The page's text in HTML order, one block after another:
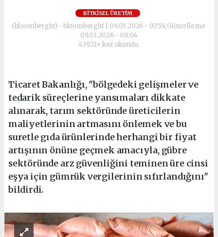
BITKISEL ÜRETIM
(bloomberght) - bloomberght | 09.03.2026 - 07:59, Güncelleme:
09.03.2026 - 08:04
43972+ kez okundu.
Ticaret Bakanlığı, "bölgedeki gelişmeler ve
tedarik süreçlerine yansımaları dikkate
alınarak, tarım sektöründe üreticilerin
maliyetlerinin artmasını önlemek ve bu
suretle gıda ürünlerinde herhangi bir fiyat
artışının önüne geçmek amacıyla, gübre
sektöründe arz güvenliğini teminen üre cinsi
eşya için gümrük vergilerinin sıfırlandığını"
bildirdi.